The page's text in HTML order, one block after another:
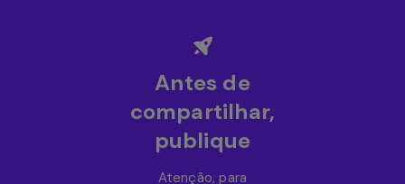
Antes de
compartilhar,
publique
Atenção, para